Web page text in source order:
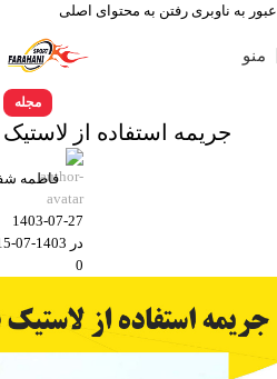
عبور به ناوبری رفتن به محتوای اصلی
منو
مجله
جریمه استفاده از
فاطمه
1403-07-27
در 1403-07-15
0